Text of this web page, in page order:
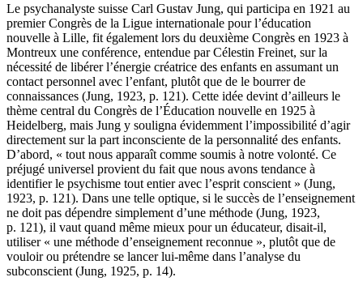
Le psychanalyste suisse Carl Gustav Jung, qui participa en 1921 au
premier Congrès de la Ligue internationale pour l’éducation
nouvelle à Lille, fit également lors du deuxième Congrès en 1923 à
Montreux une conférence, entendue par Célestin Freinet, sur la
nécessité de libérer l’énergie créatrice des enfants en assumant un
contact personnel avec l’enfant, plutôt que de le bourrer de
connaissances (Jung, 1923, p. 121). Cette idée devint d’ailleurs le
thème central du Congrès de l’Éducation nouvelle en 1925 à
Heidelberg, mais Jung y souligna évidemment l’impossibilité d’agir
directement sur la part inconsciente de la personnalité des enfants.
D’abord, « tout nous apparaît comme soumis à notre volonté. Ce
préjugé universel provient du fait que nous avons tendance à
identifier le psychisme tout entier avec l’esprit conscient » (Jung,
1923, p. 121). Dans une telle optique, si le succès de l’enseignement
ne doit pas dépendre simplement d’une méthode (Jung, 1923,
p. 121), il vaut quand même mieux pour un éducateur, disait-il,
utiliser « une méthode d’enseignement reconnue », plutôt que de
vouloir ou prétendre se lancer lui-même dans l’analyse du
subconscient (Jung, 1925, p. 14).